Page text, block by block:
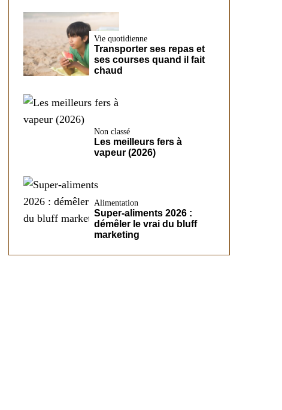
Vie quotidienne
Transporter ses repas et
ses courses quand il fait
chaud
Non classé
Les meilleurs fers à
vapeur (2026)
Alimentation
Super-aliments 2026 :
démêler le vrai du bluff
marketing